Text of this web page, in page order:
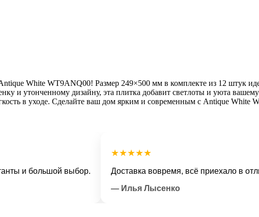
White WT9ANQ00! Размер 249×500 мм в комплекте из 12 штук
и утонченному дизайну, эта плитка добавит светлоты и уюта
в уходе. Сделайте ваш дом ярким и современным с Antique White
большой выбор.
★★★★★
Доставка вовремя, всё приехало в отличном
— Илья Лысенко